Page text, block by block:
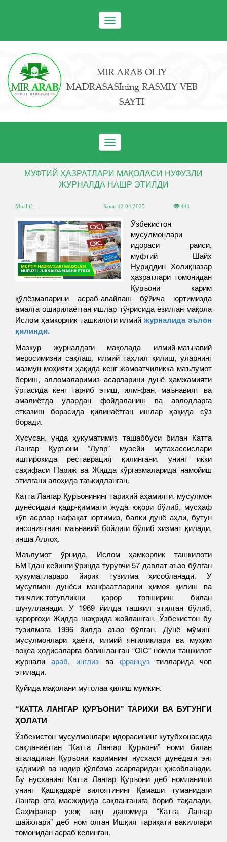
Toggle
navigation
MIR ARAB OLIY
MADRASASIning RASMIY VEB
SAYTI
Toggle
navigation
МУФТИЙ ҲАЗРАТЛАРИ МАҚОЛАСИ НУФУЗЛИ
ЖУРНАЛДА НАШР ЭТИЛДИ
Muallif: . . Sana: 12.04.2025 441
Ўзбекистон
мусулмонлари
идораси раиси,
муфтий Шайх
Нуриддин Холиқназар
ҳазратлари томонидан
Қуръони карим
қўлёзмаларини асраб-авайлаш бўйича юртимизда
амалга оширилаётган ишлар тўғрисида ёзилган мақола
Ислом ҳамкорлик ташкилоти илмийжурналида эълон
қилинди.
Мазкур журналдаги мақолада илмий-маънавий
меросимизни сақлаш, илмий таҳлил қилиш, уларнинг
мазмун-моҳияти ҳақида кенг жамоатчиликка маълумот
бериш, алломаларимиз асарларини дунё ҳамжамияти
ўртасида кенг тарғиб этиш, илм-фан, маънавият ва
амалиётда улардан фойдаланиш ва авлодларга
етказиш борасида қилинаётган ишлар ҳақида сўз
боради.
Хусусан, унда ҳукуматимиз ташаббуси билан Катта
Лангар Қуръони “Лувр” музейи мутахассислари
иштирокида реставрация қилингани, унинг икки
саҳифаси Париж ва Жидда кўргазмаларида намойиш
этилгани алоҳида таъкидланган.
Катта Лангар Қуръонининг тарихий аҳамияти, мусулмон
дунёсидаги қадр-қиммати жуда юқори бўлиб, мусҳаф
кўп асрлар нафақат юртимиз, балки дунё аҳли, бутун
инсониятнинг маънавий бойлиги бўлиб хизмат қилади,
инша Аллоҳ.
Маълумот ўрнида, Ислом ҳамкорлик ташкилоти
БМТдан кейинги ўринда турувчи 57 давлат аъзо бўлган
ҳукуматлараро йирик тузилма ҳисобланади. У
мусулмон дунёси манфаатларини ҳимоя қилиш ва
тинчлик-тотувликни қарор топшириш билан
шуғулланади. У 1969 йилда ташкил этилган бўлиб,
қароргоҳи Жидда шаҳрида жойлашган. Ўзбекистон бу
тузилмага 1996 йилда аъзо бўлган. Дунё мўмин-
мусулмонлари ҳаёти, илмий янгиликлари ва муҳим
воқеа-ҳодисаларга бағишланган “OIC” номли ташкилот
журналиараб, инглиз ва француз тилларида чоп
этилади.
Қуйида мақолани мутолаа қилиш мумкин.
“КАТТА ЛАНГАР ҚУРЪОНИ” ТАРИХИ ВА БУГУНГИ
ҲОЛАТИ
Ўзбекистон мусулмонлари идорасининг кутубхонасида
сақланаётган “Катта Лангар Қуръони” номи билан
аталадиган Қуръони каримнинг нусхаси дунёдаги энг
қадимий ва нодир қўлёзма асарларидан ҳисобланади.
Бу нусханинг Катта Лангар Қуръони деб номланиши
унинг Қашқадарё вилоятининг Қамаши туманидаги
Лангар ота масжидида сақланганига бориб тақалади.
Саҳифалар узоқ вақт давомида “Катта Лангар
шайхлари” деб ном олган Ишқия тариқати вакиллари
томонидан асраб келинган.